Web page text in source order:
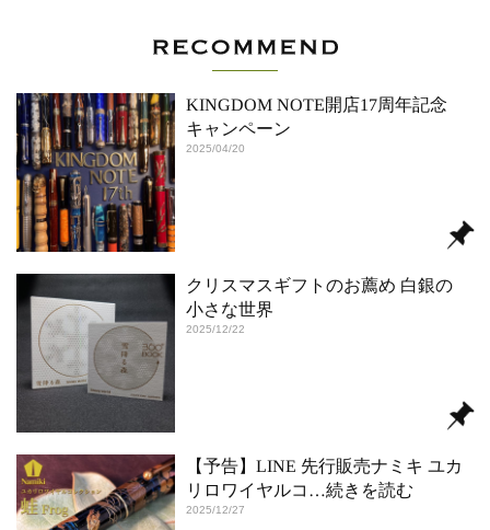
KINGDOM NOTE開店17周年記念
キャンペーン
2025/04/20
クリスマスギフトのお薦め 白銀の
小さな世界
2025/12/22
【予告】LINE 先行販売ナミキ ユカ
リロワイヤルコ …続きを読む
2025/12/27